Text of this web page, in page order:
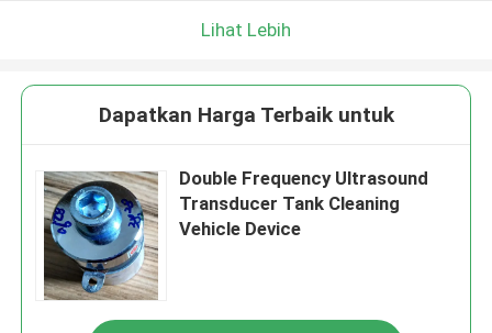
Lihat Lebih
Dapatkan Harga Terbaik untuk
Double Frequency Ultrasound
Transducer Tank Cleaning
Vehicle Device